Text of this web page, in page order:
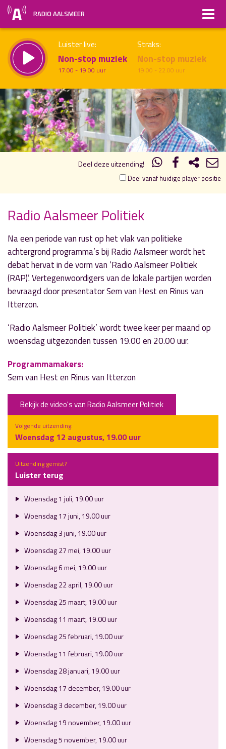
RADIO AALSMEER
Luister live:
Non-stop muziek
17.00 - 19.00 uur
Straks:
Non-stop muziek
19.00 - 22.00 uur
19.00 20.00
Vorig uur uur 1 van 1 Volgend uur
Inklappen
Deel deze uitzending!
Deel vanaf huidige player positie
Radio Aalsmeer Politiek
Na een periode van rust op het vlak van politieke
achtergrond programma’s bij Radio Aalsmeer wordt het
debat hervat in de vorm van ‘Radio Aalsmeer Politiek
(RAP)’. Vertegenwoordigers van de lokale partijen worden
bevraagd door presentator Sem van Hest en Rinus van
Itterzon.
‘Radio Aalsmeer Politiek’ wordt twee keer per maand op
woensdag uitgezonden tussen 19.00 en 20.00 uur.
Programmamakers:
Sem van Hest en Rinus van Itterzon
Bekijk de video's van Radio Aalsmeer Politiek
Volgende uitzending:
Woensdag 12 augustus, 19.00 uur
Uitzending gemist?
Luister terug
Woensdag 1 juli, 19.00 uur
Woensdag 17 juni, 19.00 uur
Woensdag 3 juni, 19.00 uur
Woensdag 27 mei, 19.00 uur
Woensdag 6 mei, 19.00 uur
Woensdag 22 april, 19.00 uur
Woensdag 25 maart, 19.00 uur
Woensdag 11 maart, 19.00 uur
Woensdag 25 februari, 19.00 uur
Woensdag 11 februari, 19.00 uur
Woensdag 28 januari, 19.00 uur
Woensdag 17 december, 19.00 uur
Woensdag 3 december, 19.00 uur
Woensdag 19 november, 19.00 uur
Woensdag 5 november, 19.00 uur